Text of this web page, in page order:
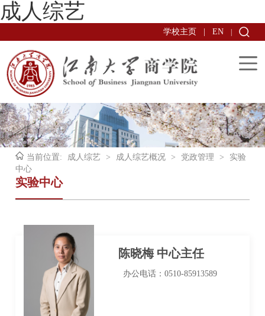
成人综艺
学校主页 EN
当前位置: 成人综艺 > 成人综艺概况 > 党政管理 >
实验
中心
实验中心
陈晓梅 中心主任
办公电话：0510-85913589